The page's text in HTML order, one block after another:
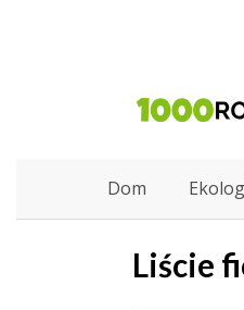
Dom
Liście